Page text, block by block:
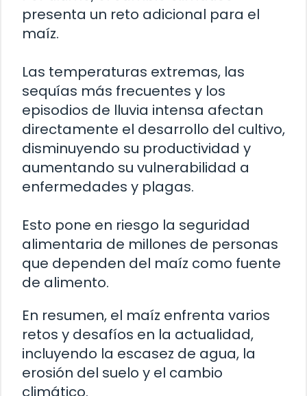
presenta un reto adicional para el
maíz.
Las temperaturas extremas, las
sequías más frecuentes y los
episodios de lluvia intensa afectan
directamente el desarrollo del cultivo,
disminuyendo su productividad y
aumentando su vulnerabilidad a
enfermedades y plagas.
Esto pone en riesgo la seguridad
alimentaria de millones de personas
que dependen del maíz como fuente
de alimento.
En resumen, el maíz enfrenta varios
retos y desafíos en la actualidad,
incluyendo la escasez de agua, la
erosión del suelo y el cambio
climático.